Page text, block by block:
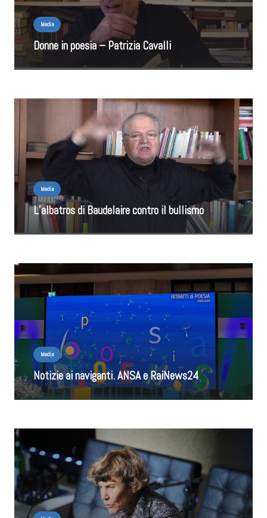
Media
Donne in poesia – Patrizia Cavalli
Media
L’albatros di Baudelaire contro il bullismo
Media
Notizie ai naviganti. ANSA e RaiNews24